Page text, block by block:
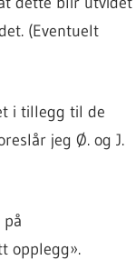
(Eventuelt
i tillegg til de
jeg Ø. og J.
opplegg».